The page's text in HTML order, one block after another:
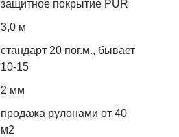
защитное покрытие PUR
3,0 м
стандарт 20 пог.м., бывает
10-15
2 мм
продажа рулонами от 40
м2